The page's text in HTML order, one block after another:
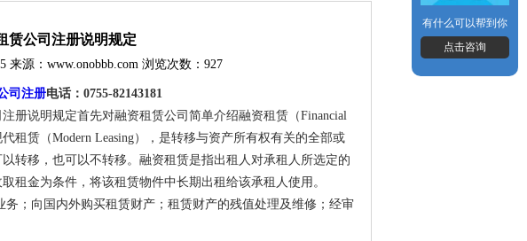
赁公司注册说明规定
来源： www.onobbb.com浏览次数：927
司注册电话：0755-82143181
册说明规定首先对融资租赁公司简单介绍融资租赁（Financial
租赁（Modern Leasing），是转移与资产所有权有关的全部或
转移，也可以不转移。融资租赁是指出租人对承租人所选定的
租金为条件，将该租赁物件中长期出租给该承租人使用。
；向国内外购买租赁财产；租赁财产的残值处理及维修；经审
有什么可以帮到你
点击咨询